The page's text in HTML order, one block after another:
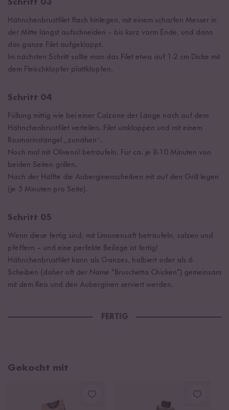
Schritt 03
Hähnchenbrustfilet flach hinlegen, mit einem scharfen Messer in
der Mitte längst aufschneiden – bis kurz vorm Ende, und dann
das ganze Filet aufgeklappt.
Im nächsten Schritt sollte man das Filet etwa auf 1-2 cm Dicke mit
dem Fleischklopfer plattklopfen.
Schritt 04
Füllung mittig wie bei einer Calzone der Länge nach auf dem
Hähnchenbrustfilet verteilen. Filet umklappen und mit einem
Rosmarinstängel „zunähen“.
Noch mal mit Olivenöl beträufeln. Für ca. je 8-10 Minuten von
beiden Seiten grillen.
Nach der Hälfte die Auberginenscheiben mit auf den Grill legen
(je 5 Minuten pro Seite).
Schritt 05
Wenn diese fertig sind, mit Limonensaft beträufeln, salzen und
pfeffern – und eine perfekte Beilage ist fertig!
Hähnchenbrustfilet kann als Ganzes, halbiert oder als 6
Scheiben (daher oft der Name "Bruschetta Chicken") gemeinsam
mit dem Reis und den Auberginen serviert werden.
FERTIG
Gekocht mit